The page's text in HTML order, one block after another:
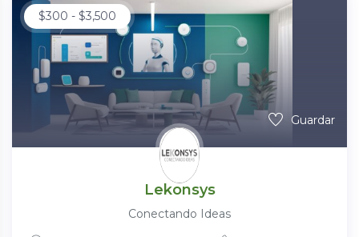
$300 - $3,500
Guardar
Lekonsys
Conectando Ideas